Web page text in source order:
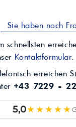
Sie haben noch
schnellsten
Kontaktformular.
erreichen
+43 7229 -
5,0★★★★★